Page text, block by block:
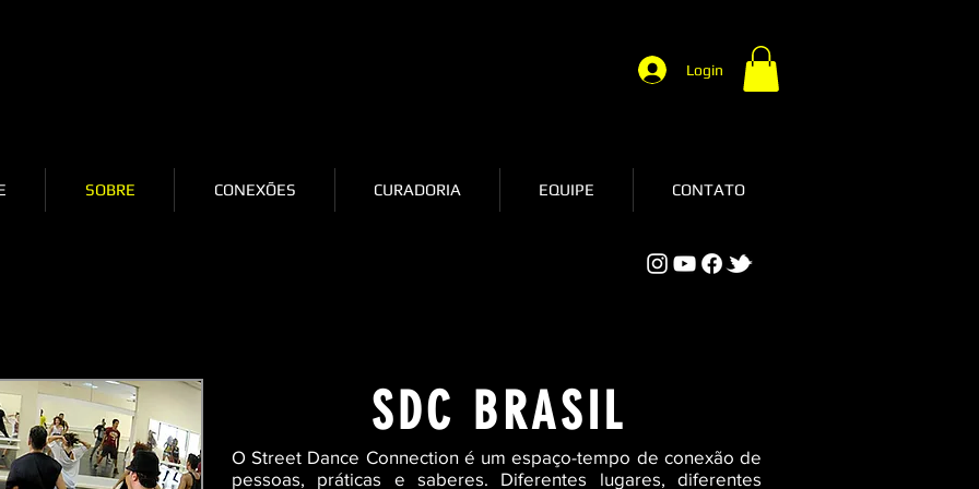
SOBRE CONEXÕES CURADORIA EQUIPE CONTATO
Login
O Street Dance Connection é um espaço-tempo de conexão de
pessoas, práticas e saberes. Diferentes lugares, diferentes
SDC BRASIL